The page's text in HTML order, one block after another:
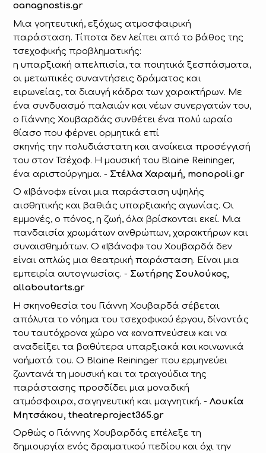
oanagnostis.gr
Μια γοητευτική, εξόχως ατμοσφαιρική
παράσταση. Τίποτα δεν λείπει από το βάθος της
τσεχοφικής προβληματικής:
η υπαρξιακή απελπισία, τα ποιητικά ξεσπάσματα,
οι μετωπικές συναντήσεις δράματος και
ειρωνείας, τα διαυγή κάδρα των χαρακτήρων. Με
ένα συνδυασμό παλαιών και νέων συνεργατών του,
ο Γιάννης Χουβαρδάς συνθέτει ένα πολύ ωραίο
θίασο που φέρνει ορμητικά επί
σκηνής την πολυδιάστατη και ανοίκεια προσέγγισή
του στον Τσέχοφ. Η μουσική του Blaine Reininger,
ένα αριστούργημα. - Στέλλα Χαραμή, monopoli.gr
Ο «Ιβάνοφ» είναι μια παράσταση υψηλής
αισθητικής και βαθιάς υπαρξιακής αγωνίας. Οι
εμμονές, ο πόνος, η ζωή, όλα βρίσκονται εκεί. Μια
πανδαισία χρωμάτων ανθρώπων, χαρακτήρων και
συναισθημάτων. Ο «Ιβάνοφ» του Χουβαρδά δεν
είναι απλώς μια θεατρική παράσταση. Είναι μια
εμπειρία αυτογνωσίας. - Σωτήρης Σουλούκος,
allaboutarts.gr
Η σκηνοθεσία του Γιάννη Χουβαρδά σέβεται
απόλυτα το νόημα του τσεχοφικού έργου, δίνοντάς
του ταυτόχρονα χώρο να «αναπνεύσει» και να
αναδείξει τα βαθύτερα υπαρξιακά και κοινωνικά
νοήματά του. Ο Blaine Reininger που ερμηνεύει
ζωντανά τη μουσική και τα τραγούδια της
παράστασης προσδίδει μια μοναδική
ατμόσφαιρα, σαγηνευτική και μαγνητική. -Λουκία
Μητσάκου, theatreproject365.gr
Ορθώς ο Γιάννης Χουβαρδάς επέλεξε τη
δημιουργία ενός δραματικού πεδίου και όχι την